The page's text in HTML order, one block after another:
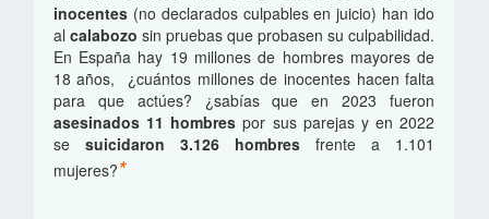
inocentes(no declarados culpables en juicio) han ido
al calabozo sin pruebas que probasen su culpabilidad.
En España hay 19 millones de hombres mayores de
18 años, ¿cuántos millones de inocentes hacen falta
para que actúes? ¿sabías que en 2023 fueron
asesinados 11 hombres por sus parejas y en 2022
se suicidaron 3.126 hombresfrente a 1.101
mujeres?*